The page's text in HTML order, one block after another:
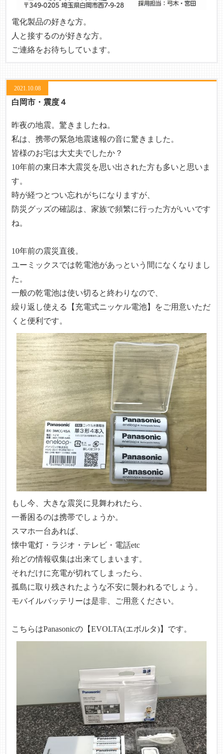
電化製品の好きな方。
人と接するのが好きな方。
ご連絡をお待ちしています。
2021.10.08
白岡市・震度４
昨夜の地震。驚きましたね。
私は、携帯の緊急地震速報の音に驚きました。
皆様のお宅は大丈夫でしたか？
10年前の東日本大震災を思い出された方も多いと思いま
す。
時が経つとつい忘れがちになりますが、
防災グッズの確認は、家族で頻繁に行った方がいいです
ね。
10年前の震災直後。
ユーミックスでは乾電池があっという間になくなりまし
た。
一般の乾電池は使い切ると終わりなので、
繰り返し使える【充電式ニッケル電池】をご用意いただ
くと便利です。
もし今、大きな震災に見舞われたら、
一番困るのは携帯でしょうか。
スマホ一台あれば、
懐中電灯・ラジオ・テレビ・電話etc
殆どの情報収集は出来てしまいます。
それだけに充電が切れてしまったら、
孤島に取り残されたような不安に襲われるでしょう。
モバイルバッテリーは是非、ご用意ください。
こちらはPanasonicの【EVOLTA(エボルタ)】 です。